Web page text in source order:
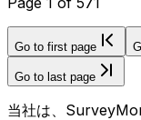
Go to first page
Go to last page
当社は、